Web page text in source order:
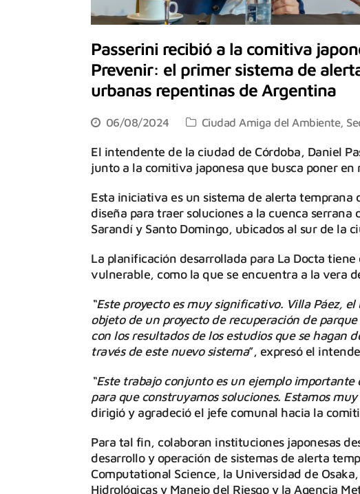
Passerini recibió a la comitiva
Prevenir: el primer sistema de
urbanas repentinas de Argentina
06/08/2024 Ciudad Amiga del Ambiente,
El intendente de la ciudad de Córdoba, Daniel
junto a la comitiva japonesa que busca poner en
Esta iniciativa es un sistema de alerta temprana
diseña para traer soluciones a la cuenca serrana
Sarandí y Santo Domingo, ubicados al sur de la
La planificación desarrollada para La Docta
vulnerable, como la que se encuentra a la vera
“Este proyecto es muy significativo. Villa Páez,
objeto de un proyecto de recuperación de
con los resultados de los estudios que se hagan
través de este nuevo sistema”, expresó el
“Este trabajo conjunto es un ejemplo
para que construyamos soluciones. Estamos
dirigió y agradeció el jefe comunal hacia la
Para tal fin, colaboran instituciones japonesas
desarrollo y operación de sistemas de alerta
Computational Science, la Universidad de
Hidrológicas y Manejo del Riesgo y la Agencia